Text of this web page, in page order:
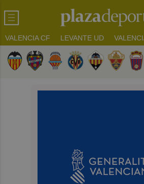
VALENCIA CF LEVANTE UD